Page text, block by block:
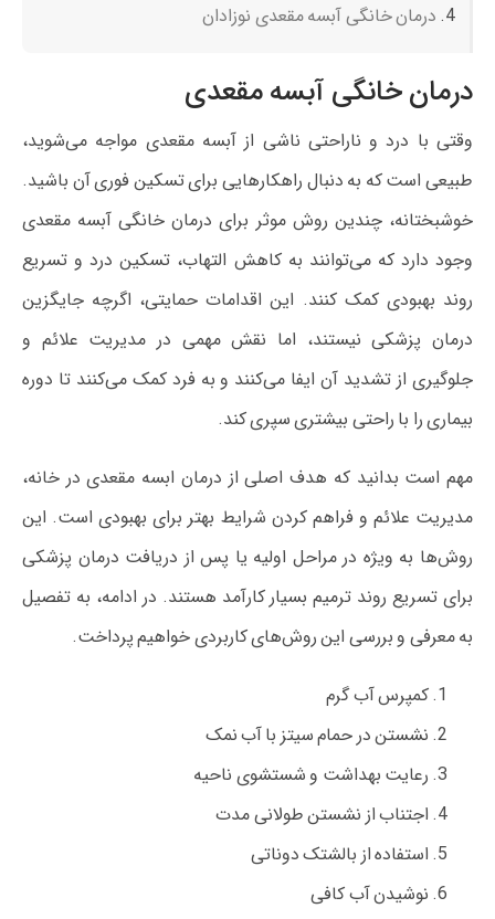
درمان خانگی آبسه مقعدی نوزادان
درمان خانگی آبسه مقعدی
وقتی با درد و ناراحتی ناشی از آبسه مقعدی مواجه می‌شوید،
طبیعی است که به دنبال راهکارهایی برای تسکین فوری آن باشید.
خوشبختانه، چندین روش موثر برای درمان خانگی آبسه مقعدی
وجود دارد که می‌توانند به کاهش التهاب، تسکین درد و تسریع
روند بهبودی کمک کنند. این اقدامات حمایتی، اگرچه جایگزین
درمان پزشکی نیستند، اما نقش مهمی در مدیریت علائم و
جلوگیری از تشدید آن ایفا می‌کنند و به فرد کمک می‌کنند تا دوره
بیماری را با راحتی بیشتری سپری کند.
مهم است بدانید که هدف اصلی از درمان ابسه مقعدی در خانه،
مدیریت علائم و فراهم کردن شرایط بهتر برای بهبودی است. این
روش‌ها به ویژه در مراحل اولیه یا پس از دریافت درمان پزشکی
برای تسریع روند ترمیم بسیار کارآمد هستند. در ادامه، به تفصیل
به معرفی و بررسی این روش‌های کاربردی خواهیم پرداخت.
کمپرس آب گرم
نشستن در حمام سیتز با آب نمک
رعایت بهداشت و شستشوی ناحیه
اجتناب از نشستن طولانی مدت
استفاده از بالشتک دوناتی
نوشیدن آب کافی